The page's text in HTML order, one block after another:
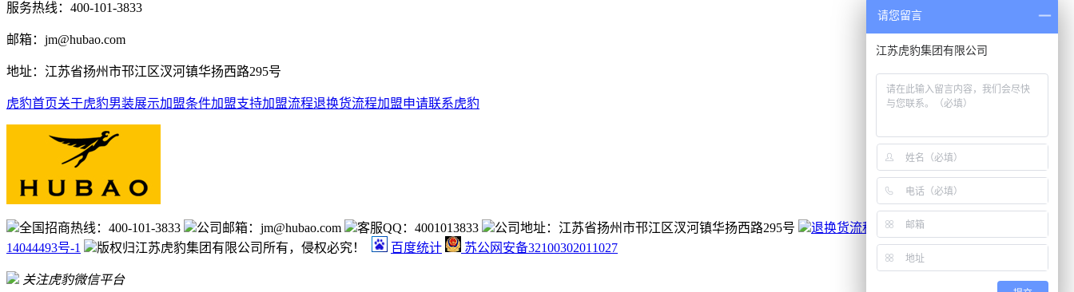
服务热线：400-101-3833
邮箱：jm@hubao.com
地址：江苏省扬州市邗江区汊河镇华扬西路295号
虎豹首页关于虎豹男装展示加盟条件加盟支持加盟流程退换货流程加盟申请联系虎豹
全国招商热线：400-101-3833 公司邮箱：jm@hubao.com 客服QQ：4001013833 公司地址：江苏省扬州市邗江区汊河镇华扬西路295号 退换货流程和政策
14044493号-1
版权归江苏虎豹集团有限公司所有，侵权必究！ 百度统计 苏公网安备32100302011027
关注虎豹微信平台
请您留言